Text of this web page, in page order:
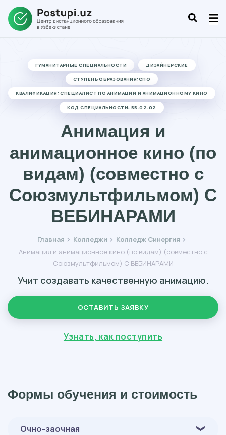
ГУМАНИТАРНЫЕ СПЕЦИАЛЬНОСТИ ДИЗАЙНЕРСКИЕ
СТУПЕНЬ ОБРАЗОВАНИЯ:СПО
КВАЛИФИКАЦИЯ: СПЕЦИАЛИСТ ПО АНИМАЦИИ И АНИМАЦИОННОМУ КИНО
КОД СПЕЦИАЛЬНОСТИ: 55.02.02
Анимация и
анимационное кино (по
видам) (совместно с
Союзмультфильмом) С
ВЕБИНАРАМИ
Главная Колледжи
Колледж Синергия
Анимация и анимационное кино (по видам) (совместно с
Союзмультфильмом) С ВЕБИНАРАМИ
Учит создавать качественную анимацию.
ОСТАВИТЬ ЗАЯВКУ
Узнать, как поступить
Формы обучения и стоимость
Очно-заочная